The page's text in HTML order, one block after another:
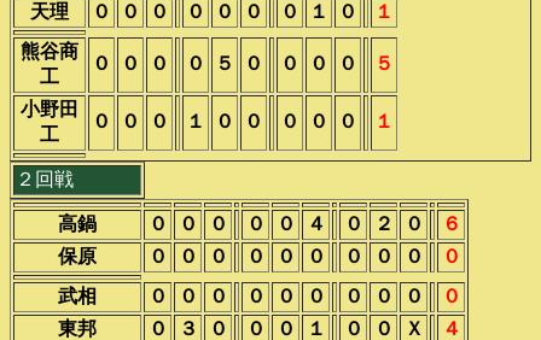
天理
０ ０ ０ ０ ０ ０ ０ １ ０
１
熊谷商
工
０ ０ ０ ０ ５ ０ ０ ０ ０ ５
小野田
工
０ ０ ０ １ ０ ０ ０ ０ ０ １
２回戦
高鍋 ０ ０ ０ ０ ０ ４ ０ ２ ０
６
保原
０ ０ ０ ０ ０ ０ ０ ０ ０
０
武相
０ ０ ０ ０ ０ ０ ０ ０ ０
０
東邦
０ ３ ０ ０ ０ １ ０ ０ Ｘ
４